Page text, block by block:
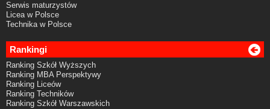
Serwis maturzystów
Licea w Polsce
Technika w Polsce
Rankingi
Ranking Szkół Wyższych
Ranking MBA Perspektywy
Ranking Liceów
Ranking Techników
Ranking Szkół Warszawskich